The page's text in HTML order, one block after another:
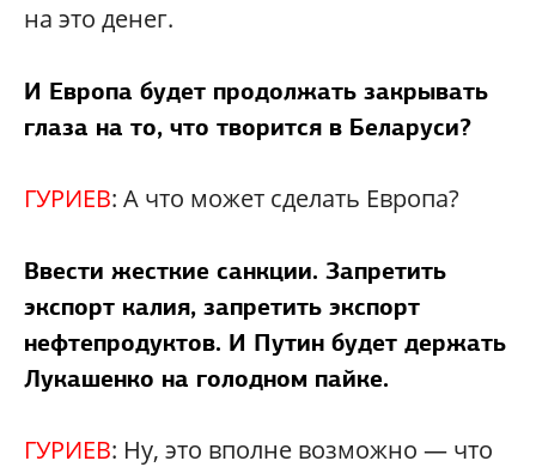
на это денег.
И Европа будет продолжать закрывать
глаза на то, что творится в Беларуси?
ГУРИЕВ: А что может сделать Европа?
Ввести жесткие санкции. Запретить
экспорт калия, запретить экспорт
нефтепродуктов. И Путин будет держать
Лукашенко на голодном пайке.
ГУРИЕВ: Ну, это вполне возможно — что